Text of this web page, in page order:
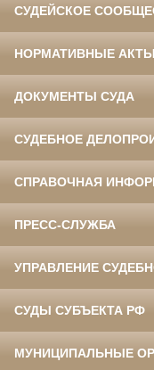
СУДЕЙСКОЕ
НОРМАТИВНЫЕ АКТЫ
ДОКУМЕНТЫ СУДА
СУДЕБНОЕ
СПРАВОЧНАЯ
ПРЕСС-СЛУЖБА
УПРАВЛЕНИЕ
СУДЫ СУБЪЕКТА РФ
МУНИЦИПАЛЬНЫЕ